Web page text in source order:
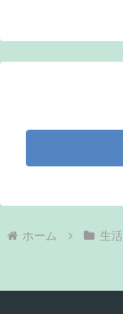
ホーム 生活